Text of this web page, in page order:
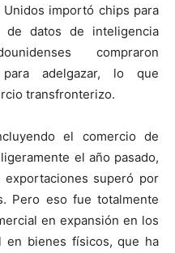
importó chips para
datos de inteligencia
compraron
para adelgazar, lo que
transfronterizo.
el comercio de
el año pasado,
superó por
Pero eso fue totalmente
en expansión en los
en bienes físicos, que ha